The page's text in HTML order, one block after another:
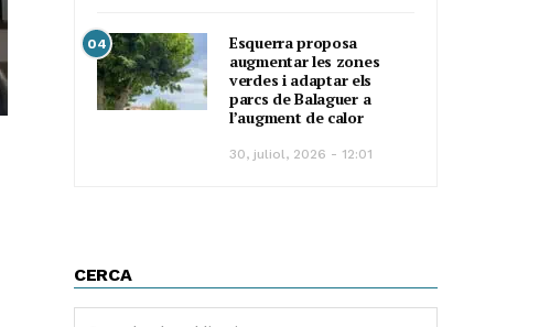
04
Esquerra proposa
augmentar les zones
verdes i adaptar els
parcs de Balaguer a
l’augment de calor
30, juliol, 2026 - 12:01
CERCA